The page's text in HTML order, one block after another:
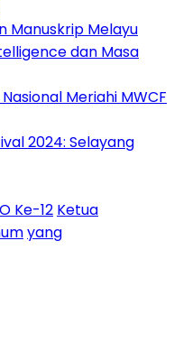
Manuskrip Melayu
dan Masa
Meriahi MWCF
2024: Selayang
Ke-12 Ketua
yang